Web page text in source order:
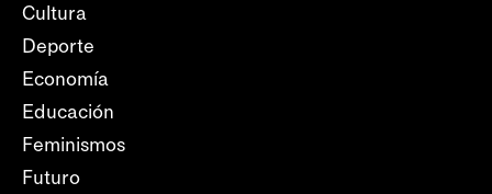
Cultura
Deporte
Economía
Educación
Feminismos
Futuro